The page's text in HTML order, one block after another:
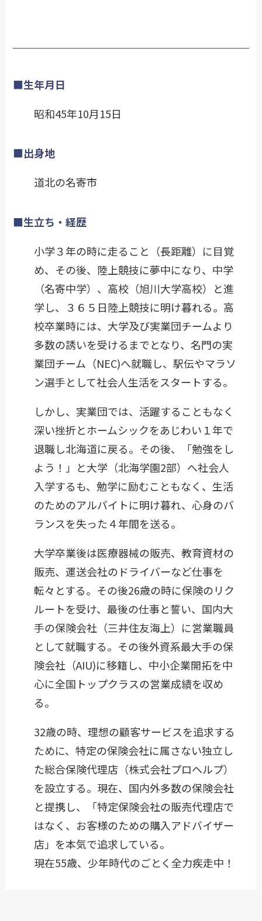
■生年月日
昭和45年10月15日
■出身地
道北の名寄市
■生立ち・経歴
小学３年の時に走ること（長距離）に目覚
め、その後、陸上競技に夢中になり、中学
（名寄中学）、高校（旭川大学高校）と進
学し、３６５日陸上競技に明け暮れる。高
校卒業時には、大学及び実業団チームより
多数の誘いを受けるまでとなり、名門の実
業団チーム（NEC)へ就職し、駅伝やマラソ
ン選手として社会人生活をスタートする。
しかし、実業団では、活躍することもなく
深い挫折とホームシックをあじわい１年で
退職し北海道に戻る。その後、「勉強をし
よう！」と大学（北海学園2部）へ社会人
入学するも、勉学に励むこともなく、生活
のためのアルバイトに明け暮れ、心身のバ
ランスを失った４年間を送る。
大学卒業後は医療器械の販売、教育資材の
販売、運送会社のドライバーなど仕事を
転々とする。その後26歳の時に保険のリク
ルートを受け、最後の仕事と誓い、国内大
手の保険会社（三井住友海上）に営業職員
として就職する。その後外資系最大手の保
険会社（AIU)に移籍し、中小企業開拓を中
心に全国トップクラスの営業成績を収め
る。
32歳の時、理想の顧客サービスを追求する
ために、特定の保険会社に属さない独立し
た総合保険代理店（株式会社プロヘルプ）
を設立する。現在、国内外多数の保険会社
と提携し、「特定保険会社の販売代理店で
はなく、お客様のための購入アドバイザー
店」を本気で追求している。
現在55歳、少年時代のごとく全力疾走中！